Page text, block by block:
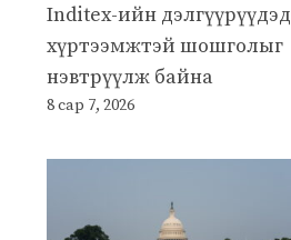
Inditex-ийн дэлгүүрүүдэд
хүртээмжтэй шошголыг
нэвтрүүлж байна
8 сар 7, 2026